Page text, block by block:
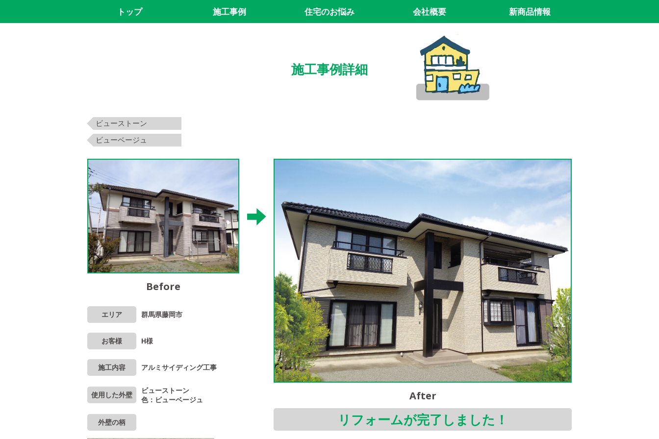
トップ 施工事例 住宅のお悩み 会社概要 新商品情報
施工事例詳細
ビューストーン
ビューベージュ
Before
エリア 群馬県藤岡市
お客様 H様
施工内容 アルミサイディング工事
使用した外壁
ビューストーン
色：ビューベージュ
外壁の柄
After
リフォームが完了しました！